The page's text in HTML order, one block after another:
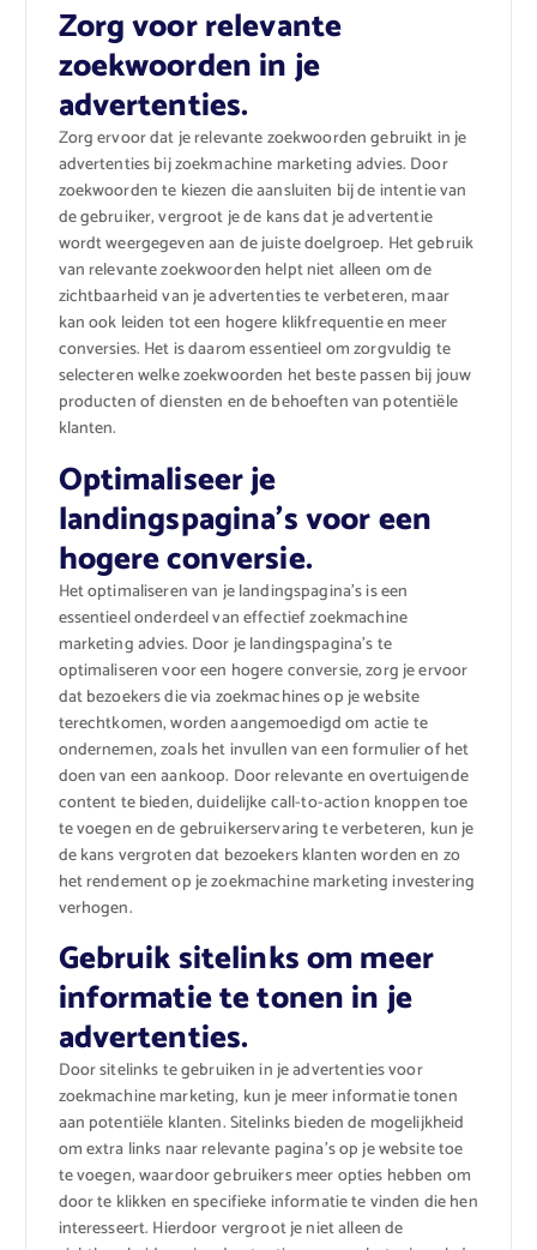
Zorg voor relevante
zoekwoorden in je
advertenties.
Zorg ervoor dat je relevante zoekwoorden gebruikt in je
advertenties bij zoekmachine marketing advies. Door
zoekwoorden te kiezen die aansluiten bij de intentie van
de gebruiker, vergroot je de kans dat je advertentie
wordt weergegeven aan de juiste doelgroep. Het gebruik
van relevante zoekwoorden helpt niet alleen om de
zichtbaarheid van je advertenties te verbeteren, maar
kan ook leiden tot een hogere klikfrequentie en meer
conversies. Het is daarom essentieel om zorgvuldig te
selecteren welke zoekwoorden het beste passen bij jouw
producten of diensten en de behoeften van potentiële
klanten.
Optimaliseer je
landingspagina’s voor een
hogere conversie.
Het optimaliseren van je landingspagina’s is een
essentieel onderdeel van effectief zoekmachine
marketing advies. Door je landingspagina’s te
optimaliseren voor een hogere conversie, zorg je ervoor
dat bezoekers die via zoekmachines op je website
terechtkomen, worden aangemoedigd om actie te
ondernemen, zoals het invullen van een formulier of het
doen van een aankoop. Door relevante en overtuigende
content te bieden, duidelijke call-to-action knoppen toe
te voegen en de gebruikerservaring te verbeteren, kun je
de kans vergroten dat bezoekers klanten worden en zo
het rendement op je zoekmachine marketing investering
verhogen.
Gebruik sitelinks om meer
informatie te tonen in je
advertenties.
Door sitelinks te gebruiken in je advertenties voor
zoekmachine marketing, kun je meer informatie tonen
aan potentiële klanten. Sitelinks bieden de mogelijkheid
om extra links naar relevante pagina’s op je website toe
te voegen, waardoor gebruikers meer opties hebben om
door te klikken en specifieke informatie te vinden die hen
interesseert. Hierdoor vergroot je niet alleen de